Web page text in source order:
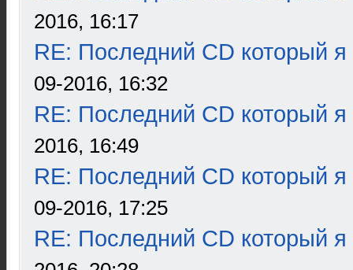
2016, 16:17
RE: Последний CD который я
09-2016, 16:32
RE: Последний CD который я
2016, 16:49
RE: Последний CD который я
09-2016, 17:25
RE: Последний CD который я